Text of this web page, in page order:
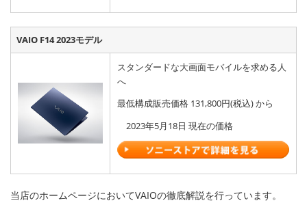
VAIO F14 2023モデル
スタンダードな大画面モバイルを求める人
へ
最低構成販売価格 131,800円(税込) から
2023年5月18日 現在の価格
当店のホームページにおいてVAIOの徹底解説を行っています。